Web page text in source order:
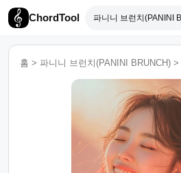
ChordTool
홈 > 파니니 브런치(PANINI BRUNCH) >